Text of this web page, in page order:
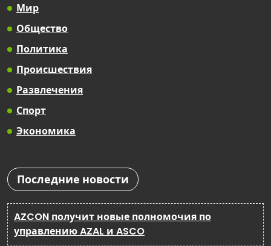
Мир
Общество
Политика
Происшествия
Развлечения
Спорт
Экономика
Последние новости
AZCON получит новые полномочия по
управлению AZAL и ASCO